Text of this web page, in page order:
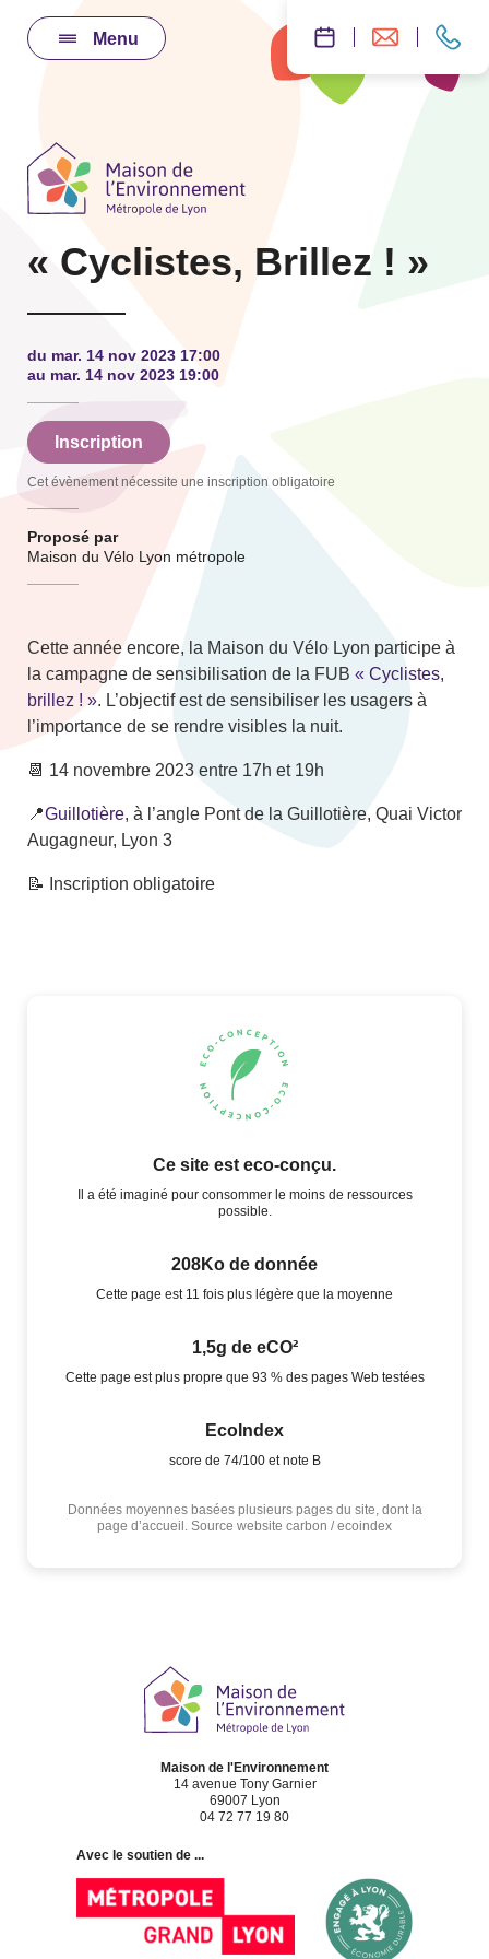
Menu
« Cyclistes, Brillez ! »
du mar. 14 nov 2023 17:00
au mar. 14 nov 2023 19:00
Inscription
Cet évènement nécessite une inscription obligatoire
Proposé par
Maison du Vélo Lyon métropole
Cette année encore, la Maison du Vélo Lyon participe à
la campagne de sensibilisation de la FUB « Cyclistes,
brillez ! ». L’objectif est de sensibiliser les usagers à
l’importance de se rendre visibles la nuit.
📆 14 novembre 2023 entre 17h et 19h
📍Guillotière, à l’angle Pont de la Guillotière, Quai Victor
Augagneur, Lyon 3
📝 Inscription obligatoire
Ce site est eco-conçu.
Il a été imaginé pour consommer le moins de ressources
possible.
208Ko de donnée
Cette page est 11 fois plus légère que la moyenne
1,5g de eCO²
Cette page est plus propre que 93 % des pages Web testées
EcoIndex
score de 74/100 et note B
Données moyennes basées plusieurs pages du site, dont la
page d’accueil. Source website carbon / ecoindex
Maison de l'Environnement
14 avenue Tony Garnier
69007 Lyon
04 72 77 19 80
Avec le soutien de ...